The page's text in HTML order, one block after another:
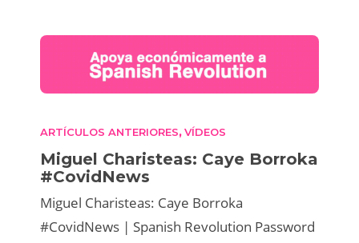
ARTÍCULOS ANTERIORES, VÍDEOS
Miguel Charisteas: Caye Borroka
#CovidNews
Miguel Charisteas: Caye Borroka
#CovidNews | Spanish Revolution Password